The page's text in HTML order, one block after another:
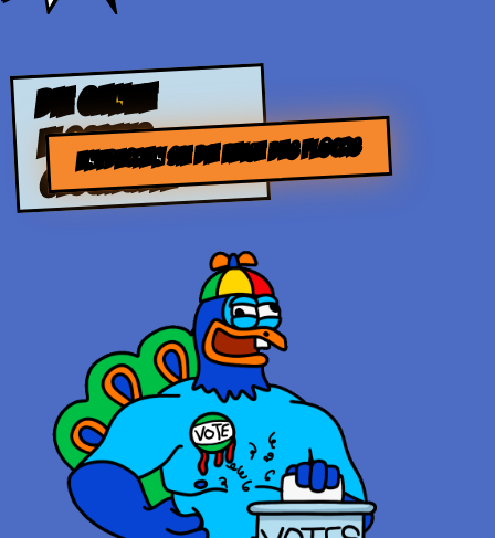
DIE GANZE
FLOCKING-
GESCHICHTE
ENTDECKEN SIE DIE REISE DES FLOCKS